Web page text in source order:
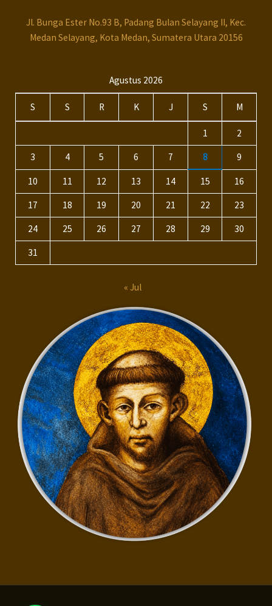
Jl. Bunga Ester No.93 B, Padang Bulan Selayang II, Kec.
Medan Selayang, Kota Medan, Sumatera Utara 20156
Agustus 2026
S S R K J S M
1 2
3 4 5 6 7 8 9
10 11 12 13 14 15 16
17 18 19 20 21 22 23
24 25 26 27 28 29 30
31
« Jul